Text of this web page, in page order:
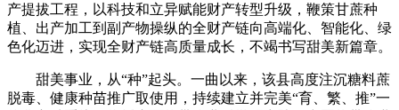
产提拔工程，以科技和立异赋能财产转型升级，鞭策甘蔗种
植、出产加工到副产物操纵的全财产链向高端化、智能化、绿
色化迈进，实现全财产链高质量成长，不竭书写甜美新篇章。
甜美事业，从“种”起头。一曲以来，该县高度注沉糖料蔗
脱毒、健康种苗推广取使用，持续建立并完美“育、繁、推”一